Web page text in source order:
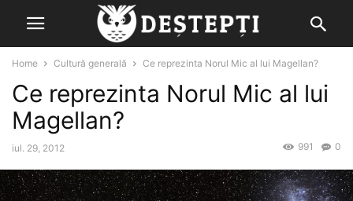
Home Cultură generală Ce reprezinta Norul Mic al lui Magellan?
Ce reprezinta Norul Mic al lui
Magellan?
iul. 29, 2012 0
991